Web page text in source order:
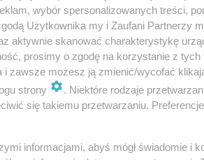
Turcja, Grecja, Paryż, all
wybór spersonalizowanych treści,
Użytkownika my i Zaufani Partnerzy
aktywnie skanować charakterystykę
prosimy o zgodę na korzystanie z tych
i zawsze możesz ją zmienić/wycofać
strony
. Niektóre rodzaje
się takiemu przetwarzaniu.
informacjami, abyś mógł świadomie i